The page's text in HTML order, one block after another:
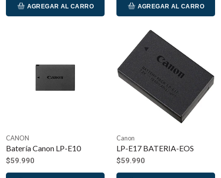
AGREGAR AL CARRO AGREGAR AL CARRO
CANON
Batería Canon LP-E10
$59.990
Canon
LP-E17 BATERIA-EOS
$59.990